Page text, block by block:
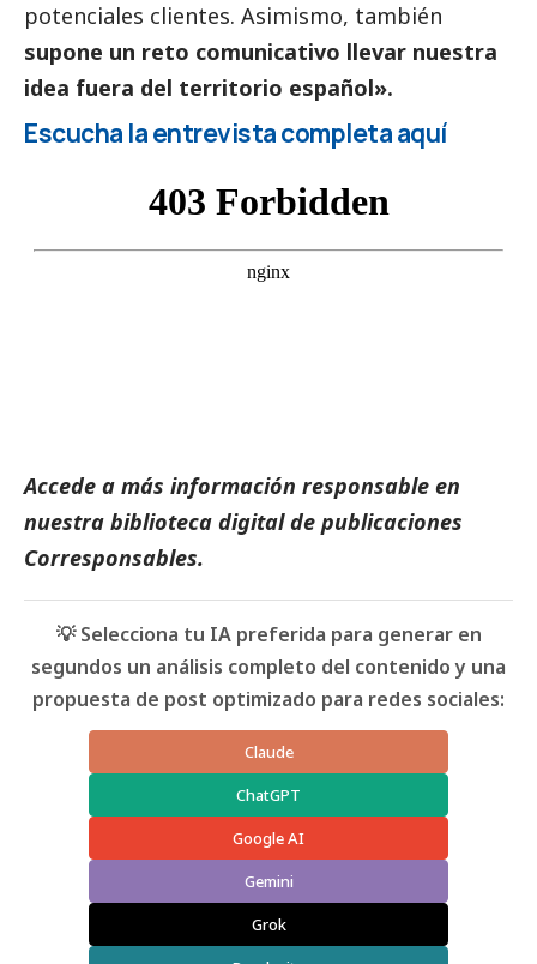
potenciales clientes. Asimismo, también
supone un reto comunicativo llevar nuestra
idea fuera del territorio español».
Escucha la entrevista completa aquí
Accede a más información responsable en
nuestra biblioteca digital de publicaciones
Corresponsables.
💡 Selecciona tu IA preferida para generar en
segundos un análisis completo del contenido y una
propuesta de post optimizado para redes sociales:
Claude
ChatGPT
Google AI
Gemini
Grok